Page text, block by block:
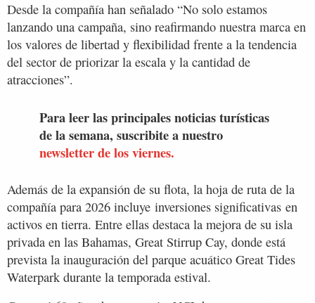
Desde la compañía han señalado “No solo estamos
lanzando una campaña, sino reafirmando nuestra marca en
los valores de libertad y flexibilidad frente a la tendencia
del sector de priorizar la escala y la cantidad de
atracciones”.
Para leer las principales noticias turísticas
de la semana, suscribite a nuestro
newsletter de los viernes.
Además de la expansión de su flota, la hoja de ruta de la
compañía para 2026 incluye inversiones significativas en
activos en tierra. Entre ellas destaca la mejora de su isla
privada en las Bahamas, Great Stirrup Cay, donde está
prevista la inauguración del parque acuático Great Tides
Waterpark durante la temporada estival.